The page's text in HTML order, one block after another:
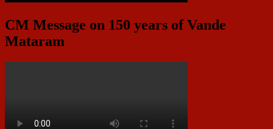
CM Message on 150 years of Vande
Mataram